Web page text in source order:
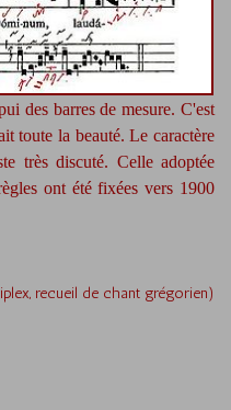
des barres de mesure. C'est
toute la beauté. Le caractère
très discuté. Celle adoptée
ont été fixées vers 1900
recueil de chant grégorien)